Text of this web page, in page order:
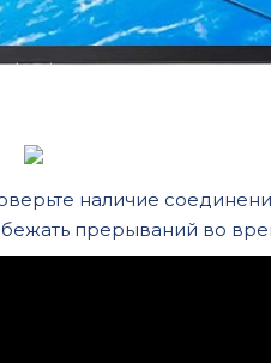
наличие
прерываний во